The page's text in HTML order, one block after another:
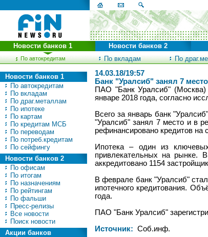
По автокредитам По вкладам По
Новости банков 1 Новости банков 2
Новости банков 1
По автокредитам
По вкладам
По драг.металлам
По ипотеке
По картам
По кредитам МСБ
По переводам
По потреб.кредитам
По сейфингу
Новости банков 2
По офисам
По итогам
По назначениям
По рейтингам
По фальши
Пресс-релизы
Все новости
Поиск новости
Акции банков
14.03.18/19:57
Банк "Уралсиб" занял 7
ПАО "Банк Уралсиб" (Москва)
январе 2018 года, согласно
Всего за январь банк
"Уралсиб" занял 7 место и в
рефинансировано кредитов на
Ипотека – один из
привлекательных на рынке.
аккредитовано 1154
В феврале банк "Уралсиб"
ипотечного кредитования.
года.
ПАО "Банк Уралсиб"
Источник: Соб.инф.